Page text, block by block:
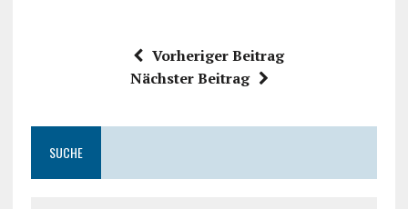
Vorheriger Beitrag
Nächster Beitrag
SUCHE